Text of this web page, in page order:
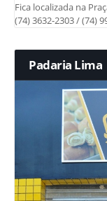
Fica localizada na
(74) 3632-2303 / (74)
Padaria Lima